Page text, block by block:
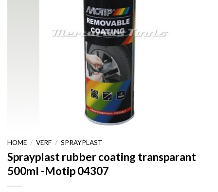
HOME / VERF / SPRAYPLAST
Sprayplast rubber coating transparant
500ml -Motip 04307